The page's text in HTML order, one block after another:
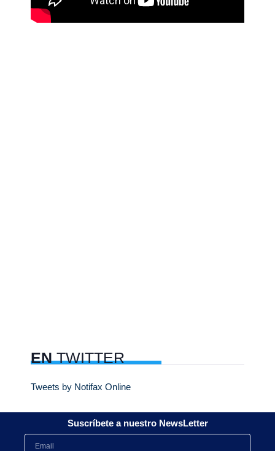
ENTWITTER
Tweets by Notifax Online
Suscríbete a nuestro NewsLetter